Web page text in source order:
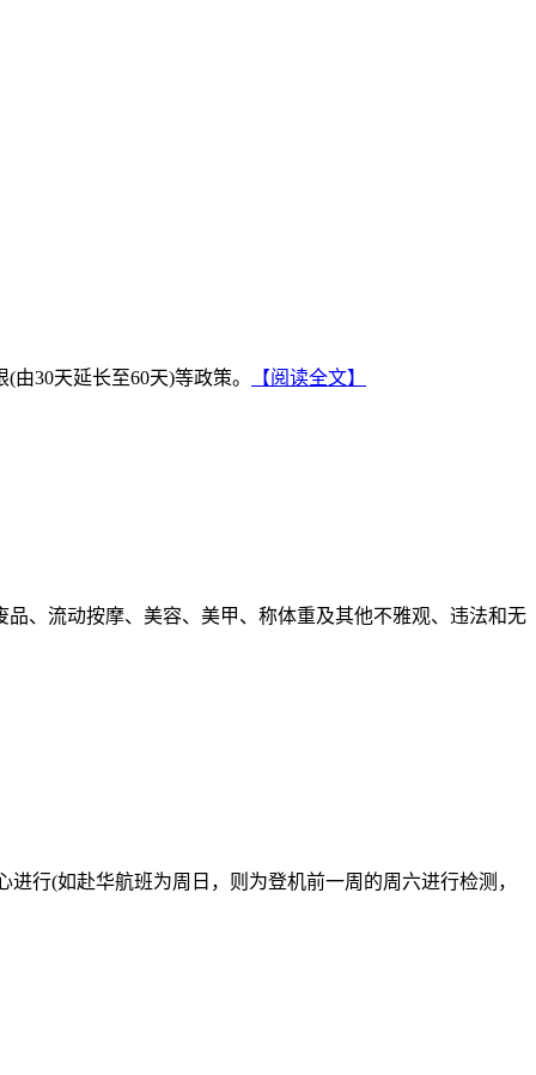
30天延长至60天)等政策。 【阅读全文】
、流动按摩、美容、美甲、称体重及其他不雅观、违法和无
行(如赴华航班为周日，则为登机前一周的周六进行检测，